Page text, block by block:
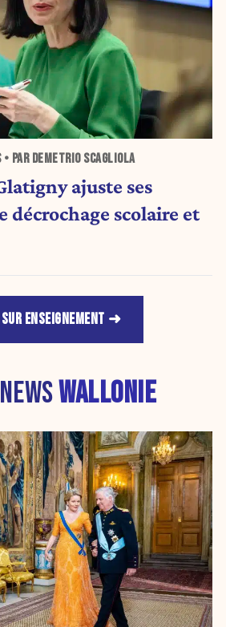
• PAR DEMETRIO SCAGLIOLA
ajuste ses
décrochage scolaire et
ENSEIGNEMENT
WALLONIE